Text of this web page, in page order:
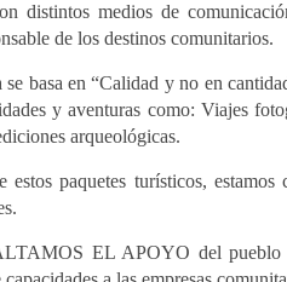
distintos medios de
de los destinos comunitarios.
se basa en “Calidad y no en
y aventuras como: Viajes
arqueológicas.
estos paquetes turísticos,
EL APOYO del pueblo